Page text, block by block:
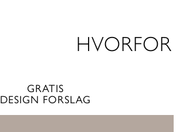
GRATIS
DESIGN FORSLAG